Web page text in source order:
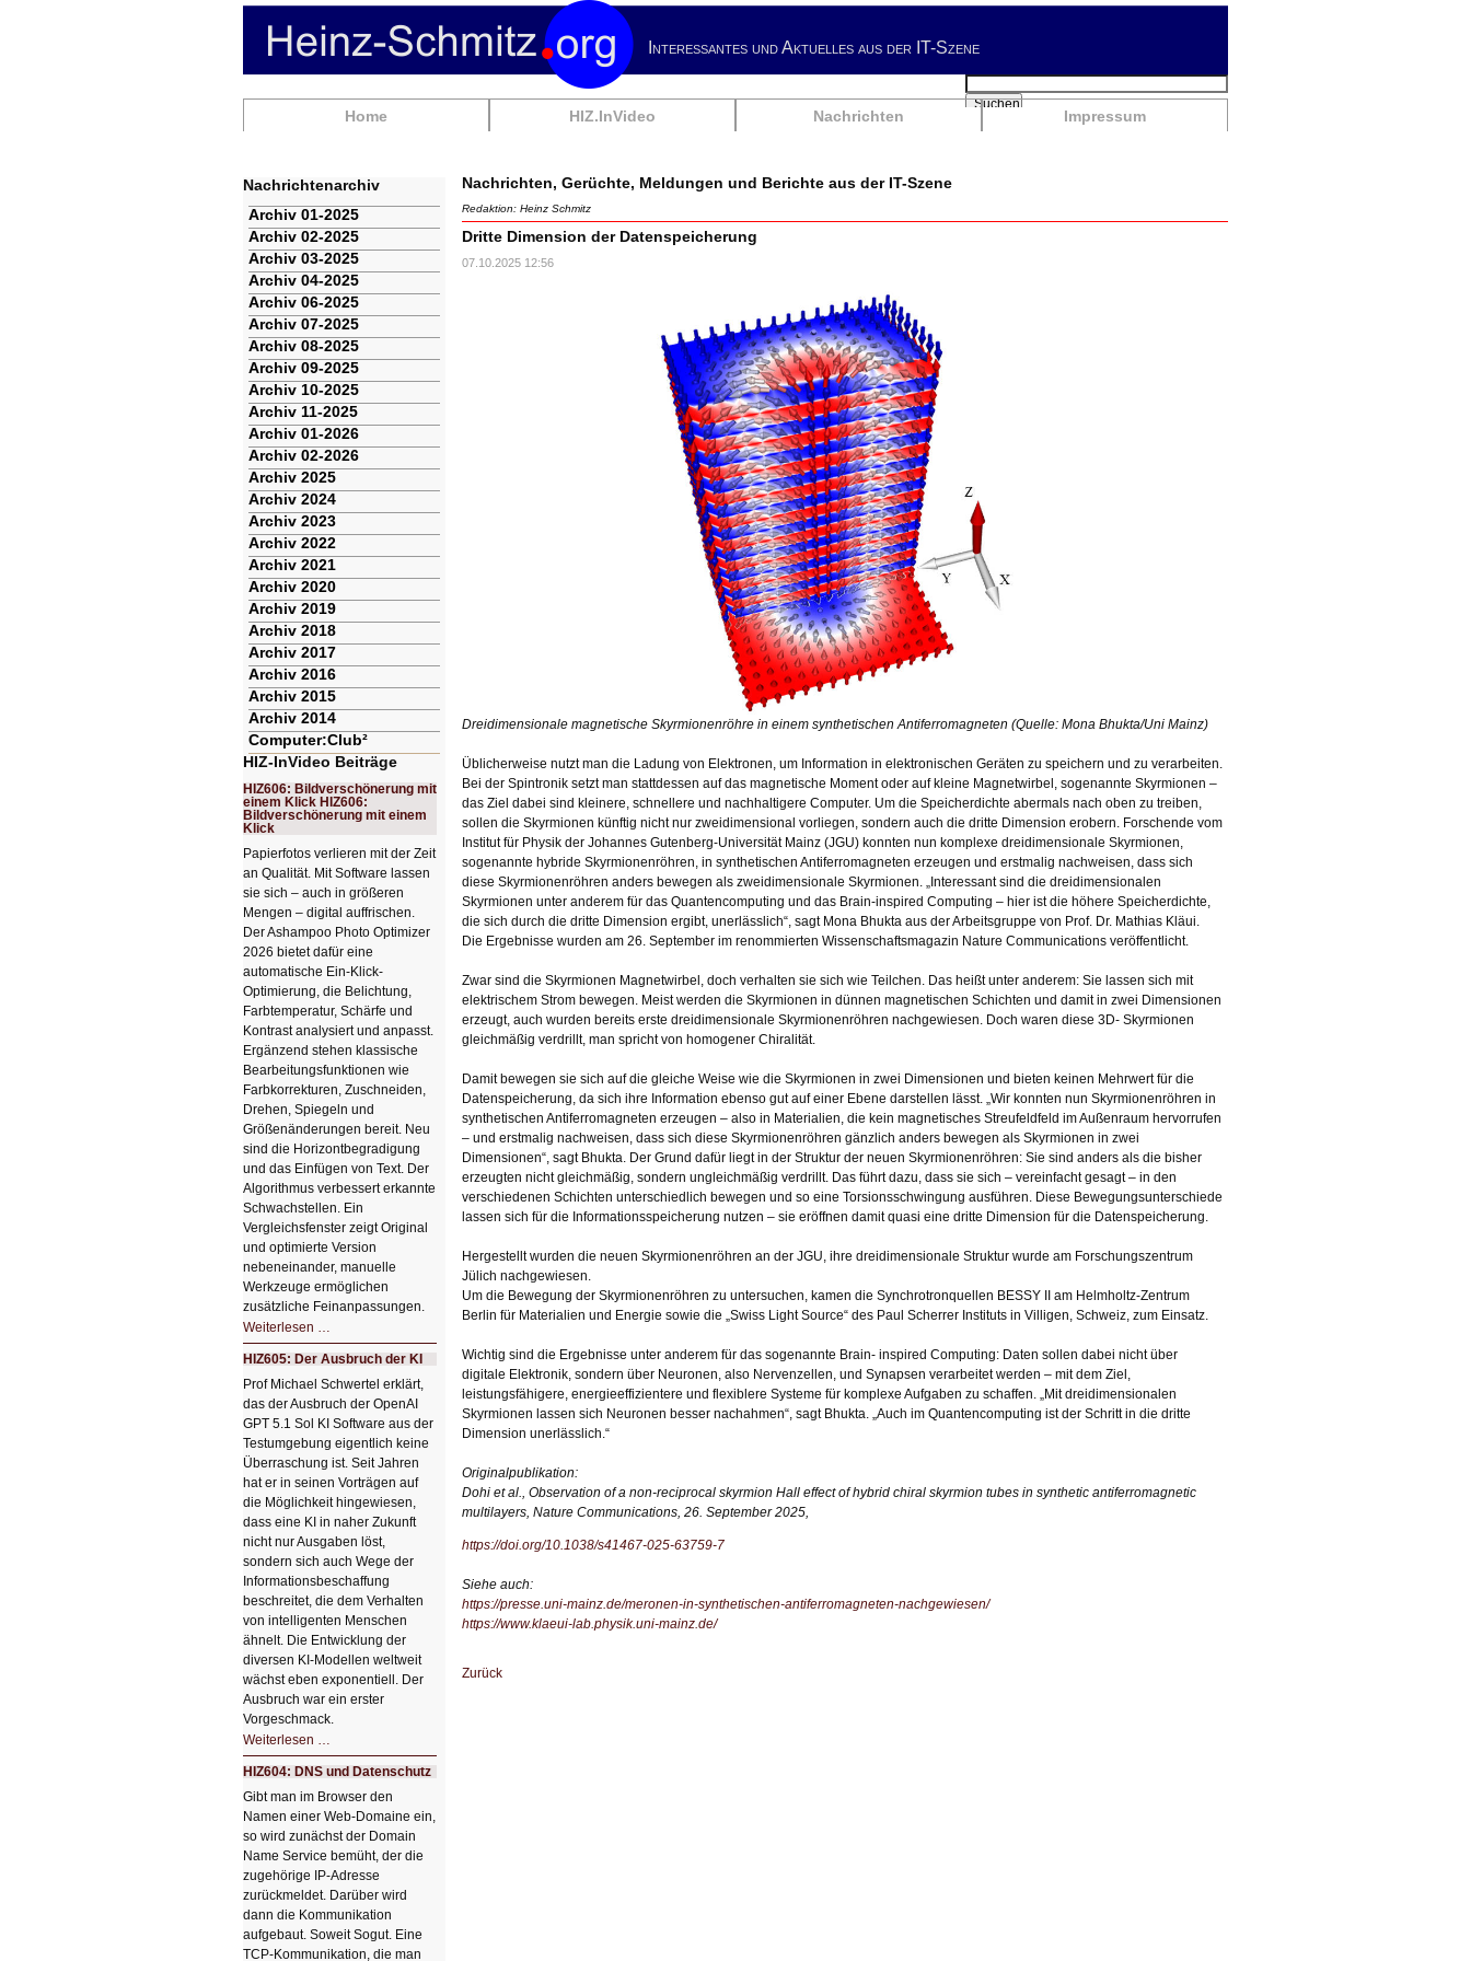
Interessantes und Aktuelles aus der IT-Szene
Navigation
Home HIZ.InVideo Nachrichten Impressum
Suchbegriffe
Suchen
Nachrichten, Gerüchte, Meldungen und Berichte aus der IT-Szene
Redaktion: Heinz Schmitz
Dritte Dimension der Datenspeicherung
07.10.2025 12:56
Dreidimensionale magnetische Skyrmionenröhre in einem synthetischen Antiferromagneten (Quelle: Mona Bhukta/Uni Mainz)
Üblicherweise nutzt man die Ladung von Elektronen, um Information in elektronischen Geräten zu speichern und zu verarbeiten.
Bei der Spintronik setzt man stattdessen auf das magnetische Moment oder auf kleine Magnetwirbel, sogenannte Skyrmionen –
das Ziel dabei sind kleinere, schnellere und nachhaltigere Computer. Um die Speicherdichte abermals nach oben zu treiben,
sollen die Skyrmionen künftig nicht nur zweidimensional vorliegen, sondern auch die dritte Dimension erobern. Forschende vom
Institut für Physik der Johannes Gutenberg-Universität Mainz (JGU) konnten nun komplexe dreidimensionale Skyrmionen,
sogenannte hybride Skyrmionenröhren, in synthetischen Antiferromagneten erzeugen und erstmalig nachweisen, dass sich
diese Skyrmionenröhren anders bewegen als zweidimensionale Skyrmionen. „Interessant sind die dreidimensionalen
Skyrmionen unter anderem für das Quantencomputing und das Brain-inspired Computing – hier ist die höhere Speicherdichte,
die sich durch die dritte Dimension ergibt, unerlässlich“, sagt Mona Bhukta aus der Arbeitsgruppe von Prof. Dr. Mathias Kläui.
Die Ergebnisse wurden am 26. September im renommierten Wissenschaftsmagazin Nature Communications veröffentlicht.
Zwar sind die Skyrmionen Magnetwirbel, doch verhalten sie sich wie Teilchen. Das heißt unter anderem: Sie lassen sich mit
elektrischem Strom bewegen. Meist werden die Skyrmionen in dünnen magnetischen Schichten und damit in zwei Dimensionen
erzeugt, auch wurden bereits erste dreidimensionale Skyrmionenröhren nachgewiesen. Doch waren diese 3D- Skyrmionen
gleichmäßig verdrillt, man spricht von homogener Chiralität.
Damit bewegen sie sich auf die gleiche Weise wie die Skyrmionen in zwei Dimensionen und bieten keinen Mehrwert für die
Datenspeicherung, da sich ihre Information ebenso gut auf einer Ebene darstellen lässt. „Wir konnten nun Skyrmionenröhren in
synthetischen Antiferromagneten erzeugen – also in Materialien, die kein magnetisches Streufeldfeld im Außenraum hervorrufen
– und erstmalig nachweisen, dass sich diese Skyrmionenröhren gänzlich anders bewegen als Skyrmionen in zwei
Dimensionen“, sagt Bhukta. Der Grund dafür liegt in der Struktur der neuen Skyrmionenröhren: Sie sind anders als die bisher
erzeugten nicht gleichmäßig, sondern ungleichmäßig verdrillt. Das führt dazu, dass sie sich – vereinfacht gesagt – in den
verschiedenen Schichten unterschiedlich bewegen und so eine Torsionsschwingung ausführen. Diese Bewegungsunterschiede
lassen sich für die Informationsspeicherung nutzen – sie eröffnen damit quasi eine dritte Dimension für die Datenspeicherung.
Hergestellt wurden die neuen Skyrmionenröhren an der JGU, ihre dreidimensionale Struktur wurde am Forschungszentrum
Jülich nachgewiesen.
Um die Bewegung der Skyrmionenröhren zu untersuchen, kamen die Synchrotronquellen BESSY II am Helmholtz-Zentrum
Berlin für Materialien und Energie sowie die „Swiss Light Source“ des Paul Scherrer Instituts in Villigen, Schweiz, zum Einsatz.
Wichtig sind die Ergebnisse unter anderem für das sogenannte Brain- inspired Computing: Daten sollen dabei nicht über
digitale Elektronik, sondern über Neuronen, also Nervenzellen, und Synapsen verarbeitet werden – mit dem Ziel,
leistungsfähigere, energieeffizientere und flexiblere Systeme für komplexe Aufgaben zu schaffen. „Mit dreidimensionalen
Skyrmionen lassen sich Neuronen besser nachahmen“, sagt Bhukta. „Auch im Quantencomputing ist der Schritt in die dritte
Dimension unerlässlich.“
Originalpublikation:
Dohi et al., Observation of a non-reciprocal skyrmion Hall effect of hybrid chiral skyrmion tubes in synthetic antiferromagnetic
multilayers, Nature Communications, 26. September 2025,
https://doi.org/10.1038/s41467-025-63759-7
Siehe auch:
https://presse.uni-mainz.de/meronen-in-synthetischen-antiferromagneten-nachgewiesen/
https://www.klaeui-lab.physik.uni-mainz.de/
Zurück
Nachrichtenarchiv
Navigation
überspringen
Archiv 01-2025
Archiv 02-2025
Archiv 03-2025
Archiv 04-2025
Archiv 06-2025
Archiv 07-2025
Archiv 08-2025
Archiv 09-2025
Archiv 10-2025
Archiv 11-2025
Archiv 01-2026
Archiv 02-2026
Archiv 2025
Archiv 2024
Archiv 2023
Archiv 2022
Archiv 2021
Archiv 2020
Archiv 2019
Archiv 2018
Archiv 2017
Archiv 2016
Archiv 2015
Archiv 2014
Computer:Club²
HIZ-InVideo Beiträge
HIZ606: Bildverschönerung mit
einem Klick HIZ606:
Bildverschönerung mit einem
Klick
Papierfotos verlieren mit der Zeit
an Qualität. Mit Software lassen
sie sich – auch in größeren
Mengen – digital auffrischen.
Der Ashampoo Photo Optimizer
2026 bietet dafür eine
automatische Ein-Klick-
Optimierung, die Belichtung,
Farbtemperatur, Schärfe und
Kontrast analysiert und anpasst.
Ergänzend stehen klassische
Bearbeitungsfunktionen wie
Farbkorrekturen, Zuschneiden,
Drehen, Spiegeln und
Größenänderungen bereit. Neu
sind die Horizontbegradigung
und das Einfügen von Text. Der
Algorithmus verbessert erkannte
Schwachstellen. Ein
Vergleichsfenster zeigt Original
und optimierte Version
nebeneinander, manuelle
Werkzeuge ermöglichen
zusätzliche Feinanpassungen.
Weiterlesen …
Bildverschönerung
mit
einem
Klick
HIZ606:
Bildverschönerung
mit
einem
Klick
HIZ605: Der Ausbruch der KI
Prof Michael Schwertel erklärt,
das der Ausbruch der OpenAI
GPT 5.1 Sol KI Software aus der
Testumgebung eigentlich keine
Überraschung ist. Seit Jahren
hat er in seinen Vorträgen auf
die Möglichkeit hingewiesen,
dass eine KI in naher Zukunft
nicht nur Ausgaben löst,
sondern sich auch Wege der
Informationsbeschaffung
beschreitet, die dem Verhalten
von intelligenten Menschen
ähnelt. Die Entwicklung der
diversen KI-Modellen weltweit
wächst eben exponentiell. Der
Ausbruch war ein erster
Vorgeschmack.
Weiterlesen …
Der
Ausbruch
der
KI
HIZ604: DNS und Datenschutz
Gibt man im Browser den
Namen einer Web-Domaine ein,
so wird zunächst der Domain
Name Service bemüht, der die
zugehörige IP-Adresse
zurückmeldet. Darüber wird
dann die Kommunikation
aufgebaut. Soweit Sogut. Eine
TCP-Kommunikation, die man